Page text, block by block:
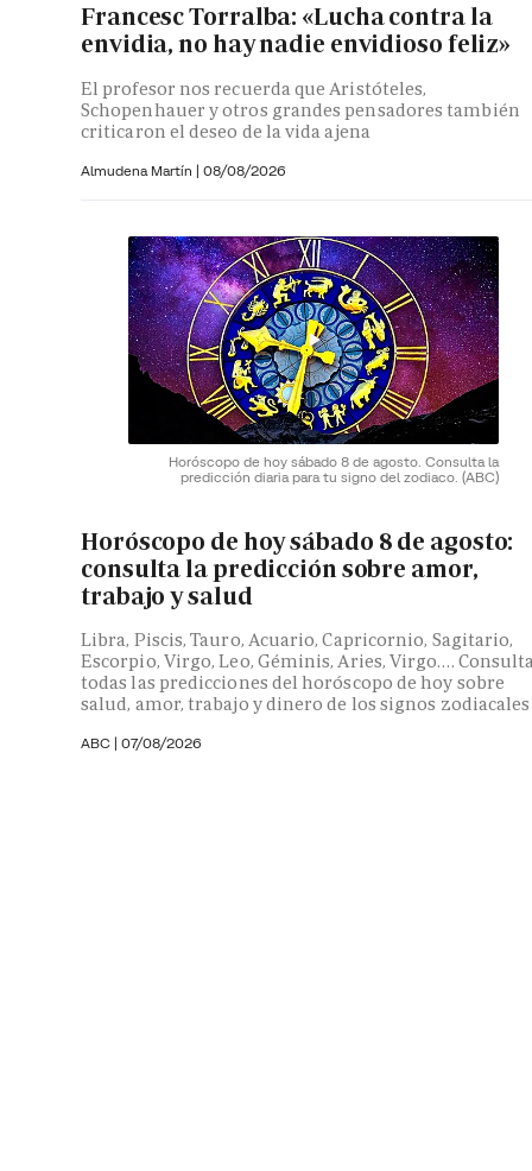
Francesc Torralba: «Lucha contra la
envidia, no hay nadie envidioso feliz»
El profesor nos recuerda que Aristóteles,
Schopenhauer y otros grandes pensadores también
criticaron el deseo de la vida ajena
Almudena Martín | 08/08/2026
Horóscopo de hoy sábado 8 de agosto. Consulta la
predicción diaria para tu signo del zodiaco. (ABC)
Horóscopo de hoy sábado 8 de agosto:
consulta la predicción sobre amor,
trabajo y salud
Libra, Piscis, Tauro, Acuario, Capricornio, Sagitario,
Escorpio, Virgo, Leo, Géminis, Aries, Virgo….
todas las predicciones del horóscopo de hoy sobre
salud, amor, trabajo y dinero de los signos zodiacales
ABC | 07/08/2026